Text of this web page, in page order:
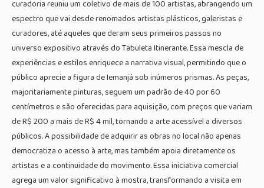
curadoria reuniu um coletivo de mais de 100 artistas, abrangendo um
espectro que vai desde renomados artistas plásticos, galeristas e
curadores, até aqueles que deram seus primeiros passos no
universo expositivo através do Tabuleta Itinerante. Essa mescla de
experiências e estilos enriquece a narrativa visual, permitindo que o
público aprecie a figura de Iemanjá sob inúmeros prismas. As peças,
majoritariamente pinturas, seguem um padrão de 40 por 60
centímetros e são oferecidas para aquisição, com preços que variam
de R$ 200 a mais de R$ 4 mil, tornando a arte acessível a diversos
públicos. A possibilidade de adquirir as obras no local não apenas
democratiza o acesso à arte, mas também apoia diretamente os
artistas e a continuidade do movimento. Essa iniciativa comercial
agrega um valor significativo à mostra, transformando a visita em